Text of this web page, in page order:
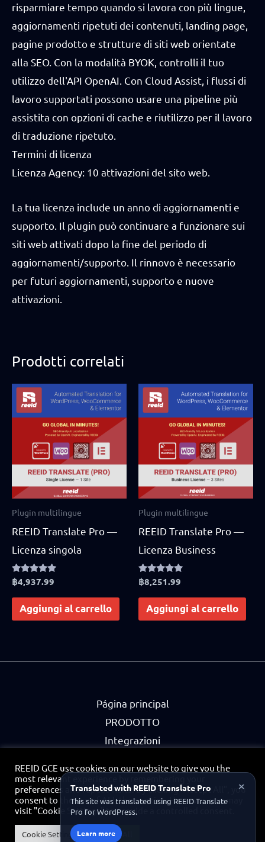
risparmiare tempo quando si lavora con più lingue,
aggiornamenti ripetuti dei contenuti, landing page,
pagine prodotto e strutture di siti web orientate
alla SEO. Con la modalità BYOK, controlli il tuo
utilizzo dell'API OpenAI. Con Cloud Assist, i flussi di
lavoro supportati possono usare una pipeline più
assistita con opzioni di cache e riutilizzo per il lavoro
di traduzione ripetuto.
Termini di licenza
Licenza Agency: 10 attivazioni del sito web.
La tua licenza include un anno di aggiornamenti e
supporto. Il plugin può continuare a funzionare sui
siti web attivati dopo la fine del periodo di
aggiornamenti/supporto. Il rinnovo è necessario
per futuri aggiornamenti, supporto e nuove
attivazioni.
Prodotti correlati
Plugin multilingue
REEID Translate Pro —
Licenza singola
Rated
4.83
out of 5
฿4,937.99
Aggiungi al carrello
Plugin multilingue
REEID Translate Pro —
Licenza Business
Rated
4.75
out of 5
฿8,251.99
Aggiungi al carrello
Página principal
PRODOTTO
Integrazioni
Informativa sulla privacy
Contatto
Portale Partner
REEID GCE use cookies on our website to give you the
most relevant experience by remembering your
preferences and repeat visits. By clicking “Accept All”, you
consent to the use of ALL the cookies. However, you may
visit "Cookie Settings" to provide a controlled consent.
Cookie Settings Accept All
×
Translated with REEID Translate Pro
This site was translated using REEID Translate
Pro for WordPress.
Learn more